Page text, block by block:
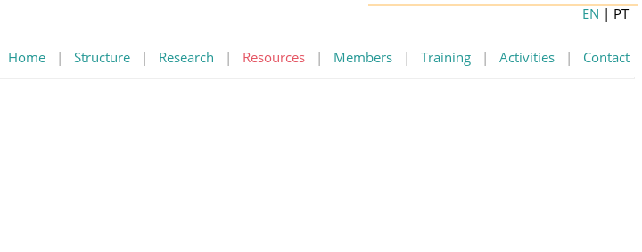
Home | Structure | Research | Resources | Members | Training | Activities | Contact
EN | PT